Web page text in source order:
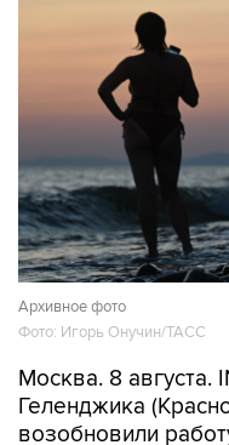
Архивное фото
Фото: Игорь Онучин/ТАСС
Москва. 8 августа.
Геленджика
возобновили